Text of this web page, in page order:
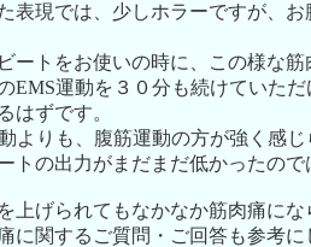
表現では、少しホラーですが、
ートをお使いの時に、この様な
EMS運動を３０分も続けていた
はずです。
よりも、腹筋運動の方が強く感
トの出力がまだまだ低かったの
上げられてもなかなか筋肉痛に
に関するご質問・ご回答も参考に